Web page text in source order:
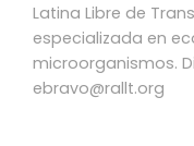
Latina Libre de
especializada en
microorganismos.
ebravo@rallt.org